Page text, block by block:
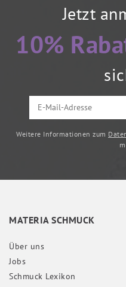
Jetzt
10%
Weitere Informationen zum
MATERIA SCHMUCK
Über uns
Jobs
Schmuck Lexikon